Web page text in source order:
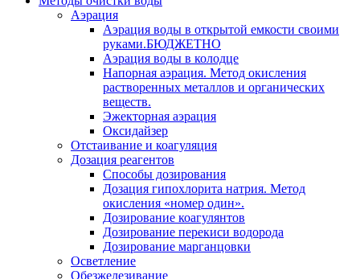
Аэрация
Аэрация воды в открытой емкости своими
руками.БЮДЖЕТНО
Аэрация воды в колодце
Напорная аэрация. Метод окисления
растворенных металлов и органических
веществ.
Эжекторная аэрация
Оксидайзер
Отстаивание и коагуляция
Дозация реагентов
Способы дозирования
Дозация гипохлорита натрия. Метод
окисления «номер один».
Дозирование коагулянтов
Дозирование перекиси водорода
Дозирование марганцовки
Осветление
Обезжелезивание